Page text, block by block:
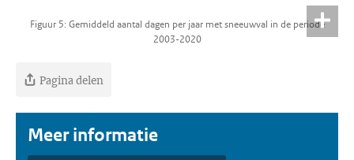
Figuur 5: Gemiddeld aantal dagen per jaar met sneeuwval in de periode
2003-2020
Pagina delen
Meer informatie